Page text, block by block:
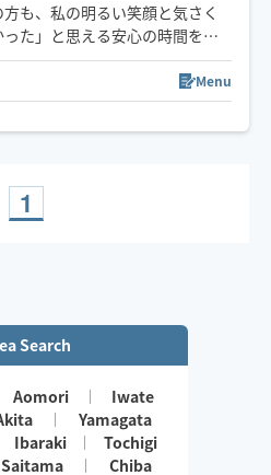
も、私の明るい笑顔と気さく
た」と思える安心の時間をお
ます。
いので、枠がオープンになっ
Menu
1
Search
Aomori
Iwate
Yamagata
Ibaraki
Tochigi
Saitama
Chiba